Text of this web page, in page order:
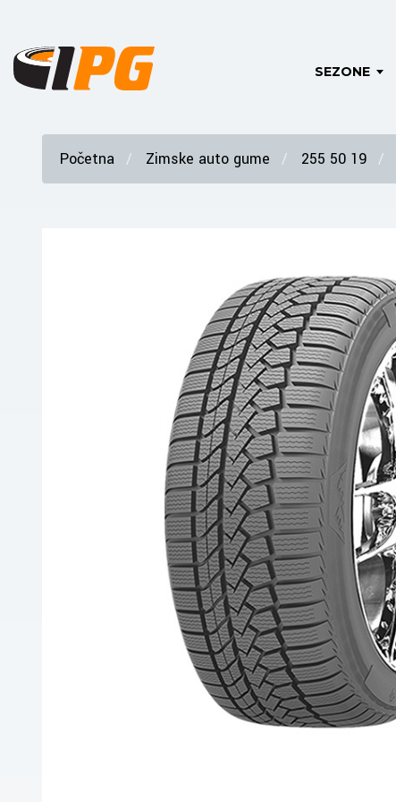
SEZONE
Početna Zimske auto gume 255 50 19